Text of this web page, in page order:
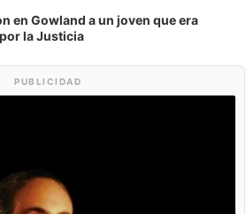
en Gowland a un joven que era
la Justicia
PUBLICIDAD